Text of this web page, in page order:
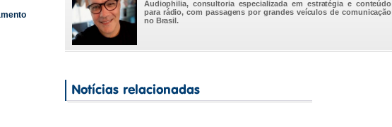
Audiophilia, consultoria especializada em estratégia e conteúdo
para rádio, com passagens por grandes veículos de comunicação
no Brasil.